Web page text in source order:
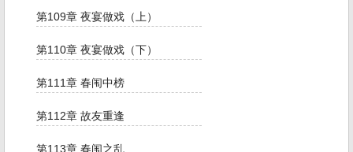
第109章 夜宴做戏（上）
第110章 夜宴做戏（下）
第111章 春闱中榜
第112章 故友重逢
第113章 春闱之乱